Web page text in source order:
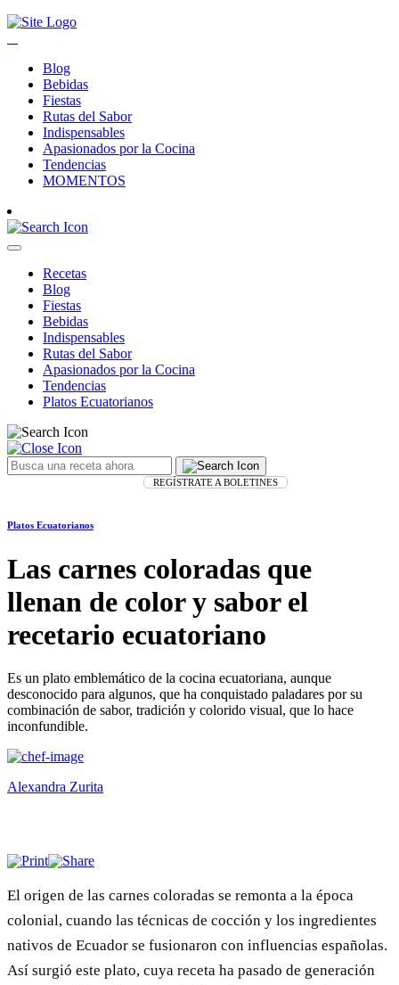
Blog
Bebidas
Fiestas
Rutas del Sabor
Indispensables
Apasionados por la Cocina
Tendencias
MOMENTOS
Recetas
Blog
Fiestas
Bebidas
Indispensables
Rutas del Sabor
Apasionados por la Cocina
Tendencias
Platos Ecuatorianos
REGÍSTRATE A BOLETINES
Platos Ecuatorianos
Las carnes coloradas que
llenan de color y sabor el
recetario ecuatoriano
Es un plato emblemático de la cocina ecuatoriana, aunque
desconocido para algunos, que ha conquistado paladares por su
combinación de sabor, tradición y colorido visual, que lo hace
inconfundible.
Alexandra Zurita
El origen de las carnes coloradas se remonta a la época
colonial, cuando las técnicas de cocción y los ingredientes
nativos de Ecuador se fusionaron con influencias españolas.
Así surgió este plato, cuya receta ha pasado de generación